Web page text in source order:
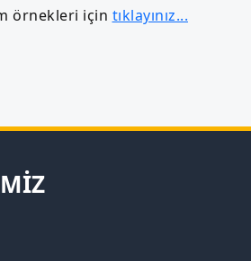
örnekleri için tıklayınız...